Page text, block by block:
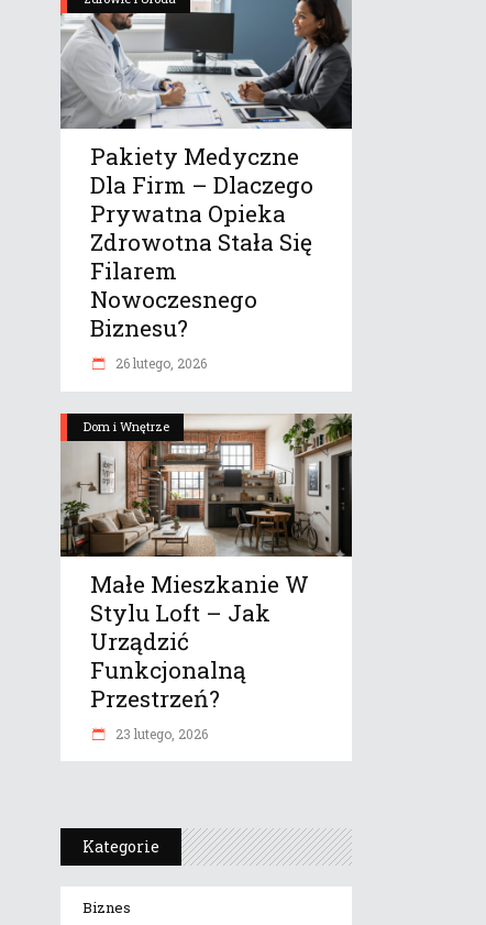
Pakiety Medyczne
Dla Firm – Dlaczego
Prywatna Opieka
Zdrowotna Stała Się
Filarem
Nowoczesnego
Biznesu?
26 lutego, 2026
Dom i Wnętrze
Małe Mieszkanie W
Stylu Loft – Jak
Urządzić
Funkcjonalną
Przestrzeń?
23 lutego, 2026
Kategorie
Biznes